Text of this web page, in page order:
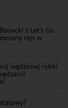
z Let's Go
rejs w
wędzonej rybki